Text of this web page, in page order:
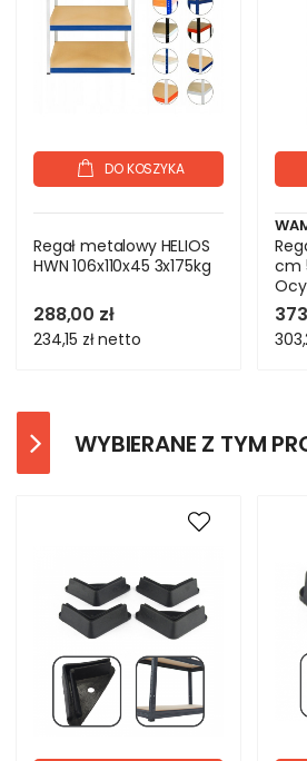
DO KOSZYKA
Regał metalowy HELIOS
HWN 106x110x45 3x175kg
288,00 zł
234,15 złnetto
cm
WYBIERANE Z TYM